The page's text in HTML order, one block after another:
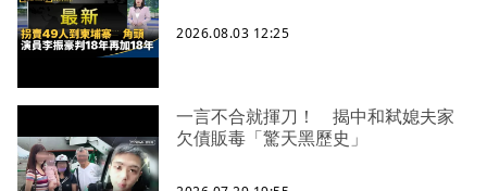
2026.08.03 12:25
一言不合就揮刀！ 揭中和弒媳夫家
欠債販毒「驚天黑歷史」